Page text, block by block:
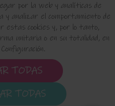
por la web y analíticas de
y analizar el comportamiento de
estas cookies y, por lo tanto,
unitaria o en su totalidad, en
TODAS
TODAS
SOMOS FAQ'S
de Privacidad de Datos
Configuración de Cookies
uso y Devoluciones
- Diseño de esta tienda